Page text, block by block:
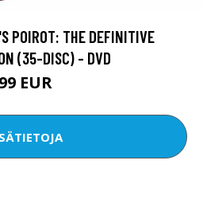
POIROT: THE DEFINITIVE
(35-DISC) - DVD
99 EUR